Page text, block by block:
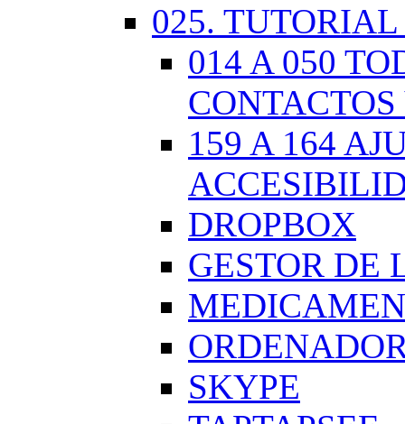
025.
014 A 050
159 A 164
DROPBOX
GESTOR DE
SKYPE